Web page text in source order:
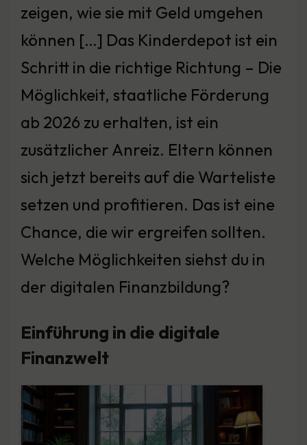
zeigen, wie sie mit Geld umgehen
können […] Das Kinderdepot ist ein
Schritt in die richtige Richtung – Die
Möglichkeit, staatliche Förderung
ab 2026 zu erhalten, ist ein
zusätzlicher Anreiz. Eltern können
sich jetzt bereits auf die Warteliste
setzen und profitieren. Das ist eine
Chance, die wir ergreifen sollten.
Welche Möglichkeiten siehst du in
der digitalen Finanzbildung?
Einführung in die digitale
Finanzwelt